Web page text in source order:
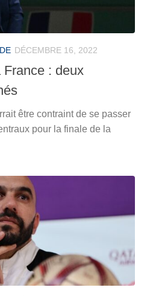
DÉCEMBRE 16, 2022
: deux
être contraint de se passer
pour la finale de la